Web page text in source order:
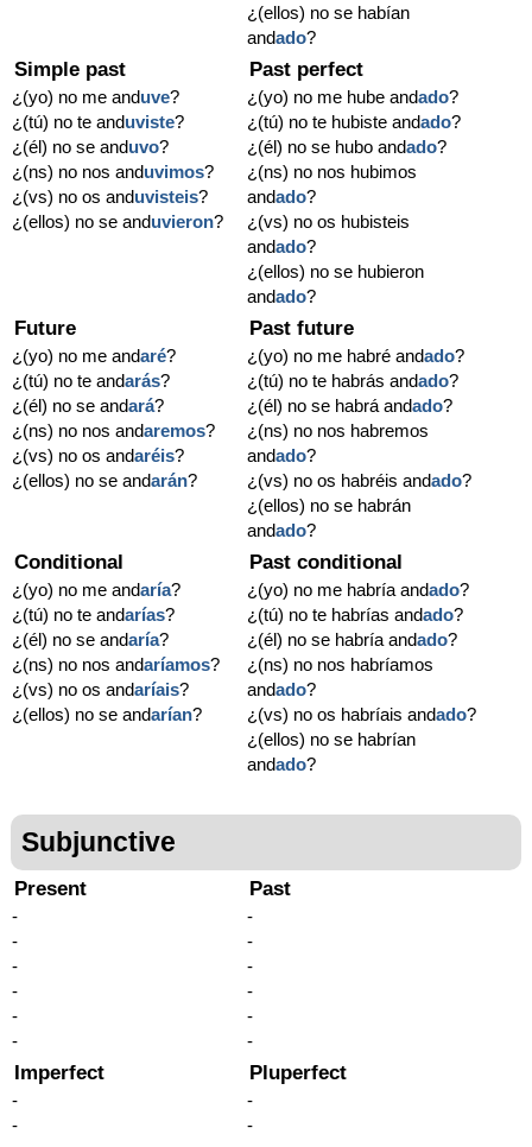
¿(ellos) no se habían
andado?
Simple past
¿(yo) no me anduve?
¿(tú) no te anduviste?
¿(él) no se anduvo?
¿(ns) no nos anduvimos?
¿(vs) no os anduvisteis?
¿(ellos) no se anduvieron?
Past perfect
¿(yo) no me hube andado?
¿(tú) no te hubiste andado?
¿(él) no se hubo andado?
¿(ns) no nos hubimos
andado?
¿(vs) no os hubisteis
andado?
¿(ellos) no se hubieron
andado?
Future
¿(yo) no me andaré?
¿(tú) no te andarás?
¿(él) no se andará?
¿(ns) no nos andaremos?
¿(vs) no os andaréis?
¿(ellos) no se andarán?
Past future
¿(yo) no me habré andado?
¿(tú) no te habrás andado?
¿(él) no se habrá andado?
¿(ns) no nos habremos
andado?
¿(vs) no os habréis andado?
¿(ellos) no se habrán
andado?
Conditional
¿(yo) no me andaría?
¿(tú) no te andarías?
¿(él) no se andaría?
¿(ns) no nos andaríamos?
¿(vs) no os andaríais?
¿(ellos) no se andarían?
Past conditional
¿(yo) no me habría andado?
¿(tú) no te habrías andado?
¿(él) no se habría andado?
¿(ns) no nos habríamos
andado?
¿(vs) no os habríais andado?
¿(ellos) no se habrían
andado?
Subjunctive
Present
-
-
-
-
-
-
Past
-
-
-
-
-
-
Imperfect
-
-
Pluperfect
-
-